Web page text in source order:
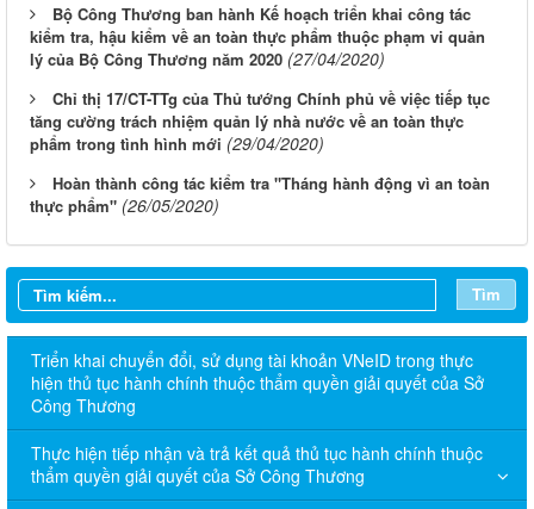
Bộ Công Thương ban hành Kế hoạch triển khai công tác
kiểm tra, hậu kiểm về an toàn thực phẩm thuộc phạm vi quản
lý của Bộ Công Thương năm 2020 (27/04/2020)
Chỉ thị 17/CT-TTg của Thủ tướng Chính phủ về việc tiếp tục
tăng cường trách nhiệm quản lý nhà nước về an toàn thực
phẩm trong tình hình mới (29/04/2020)
Hoàn thành công tác kiểm tra "Tháng hành động vì an toàn
thực phẩm" (26/05/2020)
Tìm
Triển khai chuyển đổi, sử dụng tài khoản VNeID trong thực
hiện thủ tục hành chính thuộc thẩm quyền giải quyết của Sở
Công Thương
Thực hiện tiếp nhận và trả kết quả thủ tục hành chính thuộc
thẩm quyền giải quyết của Sở Công Thương